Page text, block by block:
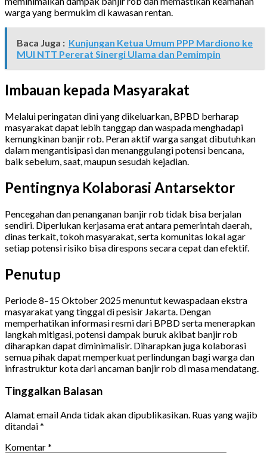
warga yang bermukim di kawasan rentan.
Baca Juga : Kunjungan Ketua Umum PPP Mardiono ke
MUI NTT Pererat Sinergi Ulama dan Pemimpin
Imbauan kepada Masyarakat
Melalui peringatan dini yang dikeluarkan, BPBD berharap
masyarakat dapat lebih tanggap dan waspada menghadapi
kemungkinan banjir rob. Peran aktif warga sangat dibutuhkan
dalam mengantisipasi dan menanggulangi potensi bencana,
baik sebelum, saat, maupun sesudah kejadian.
Pentingnya Kolaborasi Antarsektor
Pencegahan dan penanganan banjir rob tidak bisa berjalan
sendiri. Diperlukan kerjasama erat antara pemerintah daerah,
dinas terkait, tokoh masyarakat, serta komunitas lokal agar
setiap potensi risiko bisa direspons secara cepat dan efektif.
Penutup
Periode 8–15 Oktober 2025 menuntut kewaspadaan ekstra
masyarakat yang tinggal di pesisir Jakarta. Dengan
memperhatikan informasi resmi dari BPBD serta menerapkan
langkah mitigasi, potensi dampak buruk akibat banjir rob
diharapkan dapat diminimalisir. Diharapkan juga kolaborasi
semua pihak dapat memperkuat perlindungan bagi warga dan
infrastruktur kota dari ancaman banjir rob di masa mendatang.
Tinggalkan Balasan
Alamat email Anda tidak akan dipublikasikan. Ruas yang wajib
ditandai*
Komentar*